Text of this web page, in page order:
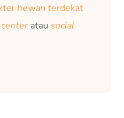
hewan terdekat
atausocial